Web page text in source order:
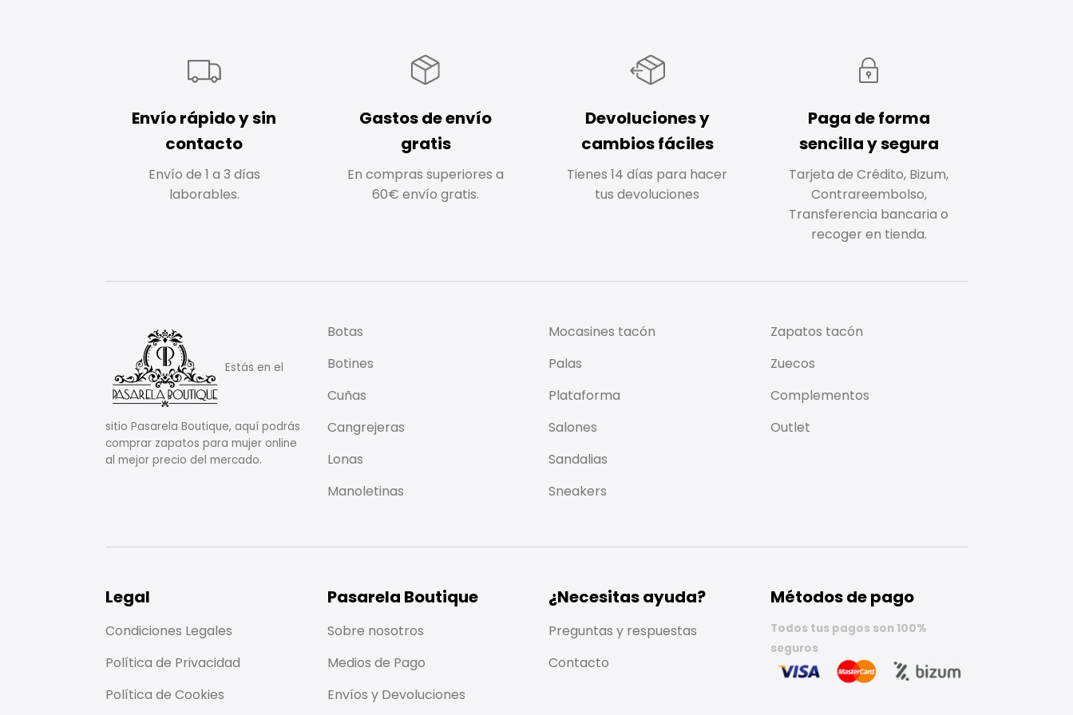
Envío rápido y sin
contacto
Envío de 1 a 3 días
laborables.
Gastos de envío
gratis
En compras superiores a
60€ envío gratis.
Devoluciones y
cambios fáciles
Tienes 14 días para hacer
tus devoluciones
Paga de forma
sencilla y segura
Tarjeta de Crédito, Bizum,
Contrareembolso,
Transferencia bancaria o
recoger en tienda.
Estás en el
sitio Pasarela Boutique, aquí podrás
comprar zapatos para mujer online
al mejor precio del mercado.
Botas
Botines
Cuñas
Cangrejeras
Lonas
Manoletinas
Mocasines tacón
Palas
Plataforma
Salones
Sandalias
Sneakers
Zapatos tacón
Zuecos
Complementos
Outlet
Legal
Condiciones Legales
Política de Privacidad
Política de Cookies
Pasarela Boutique
Sobre nosotros
Medios de Pago
Envíos y Devoluciones
¿Necesitas ayuda?
Preguntas y respuestas
Contacto
Métodos de pago
Todos tus pagos son 100%
seguros